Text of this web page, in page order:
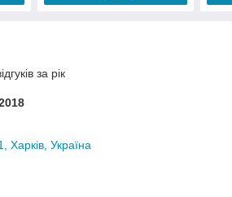
за рік
Харків, Україна